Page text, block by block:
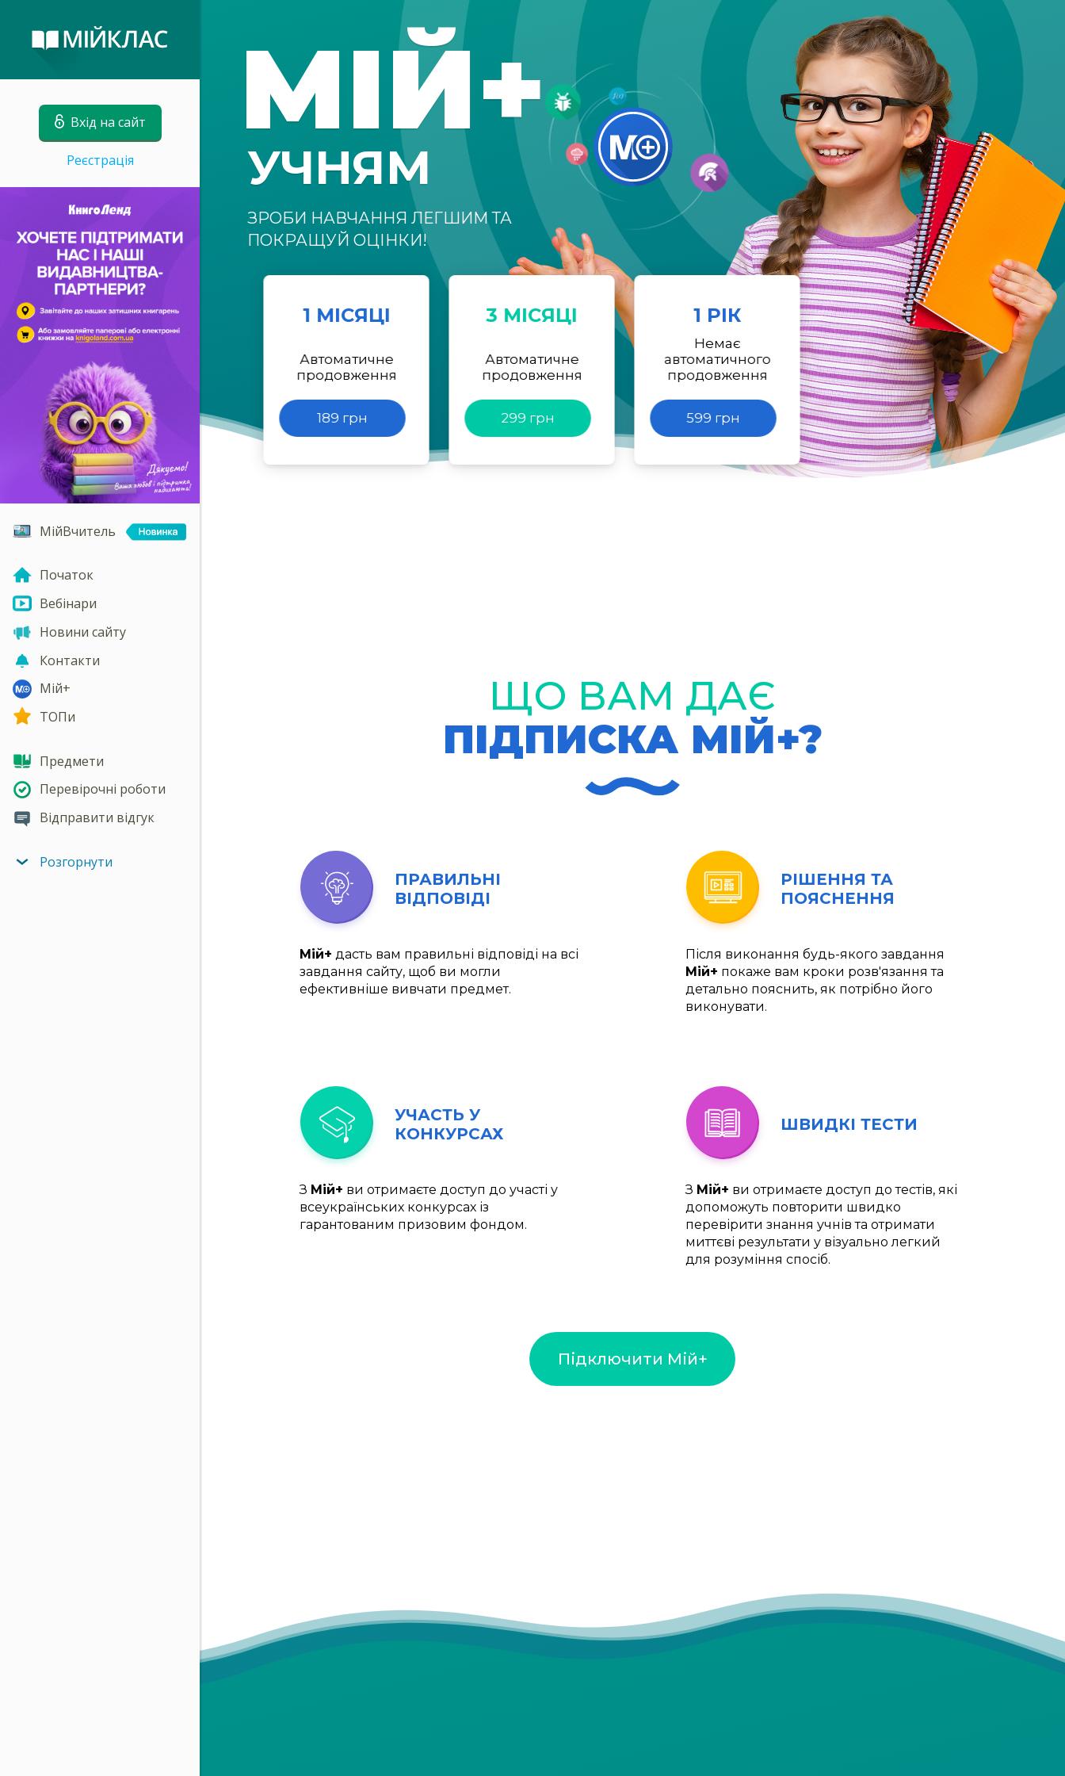
Вхід на сайт
Реєстрація
МійВчитель
Початок
Вебінари
Новини сайту
Контакти
Мій+
ТОПи
Предмети
Перевірочні роботи
Відправити відгук
Розгорнути
МІЙ+
УЧНЯМ
ЗРОБИ НАВЧАННЯ ЛЕГШИМ ТА
ПОКРАЩУЙ ОЦІНКИ!
1 МІСЯЦІ
Автоматичне
продовження
189 грн
3 МІСЯЦІ
Автоматичне
продовження
299 грн
1 РІК
Немає
автоматичного
продовження
599 грн
ЩО ВАМ ДАЄ
ПІДПИСКА МІЙ+?
ПРАВИЛЬНІ
ВІДПОВІДІ
Мій+ дасть вам правильні відповіді на всі
завдання сайту, щоб ви могли
ефективніше вивчати предмет.
РІШЕННЯ ТА
ПОЯСНЕННЯ
Після виконання будь-якого завдання
Мій+ покаже вам кроки розв'язання та
детально пояснить, як потрібно його
виконувати.
УЧАСТЬ У
КОНКУРСАХ
З Мій+ ви отримаєте доступ до участі у
всеукраїнських конкурсах із
гарантованим призовим фондом.
ШВИДКІ ТЕСТИ
З Мій+ ви отримаєте доступ до тестів, які
допоможуть повторити швидко
перевірити знання учнів та отримати
миттєві результати у візуально легкий
для розуміння спосіб.
Підключити Мій+